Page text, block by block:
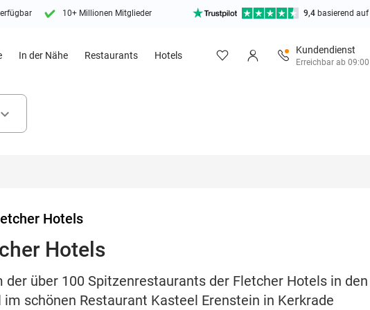
10+ Millionen Mitglieder 9,4 basierend auf
In der Nähe Restaurants Hotels
Kundendienst
Erreichbar ab 09:00
keyboard_arrow_down
Hotels
Hotels
über 100 Spitzenrestaurants der Fletcher Hotels in den
schönen Restaurant Kasteel Erenstein in Kerkrade